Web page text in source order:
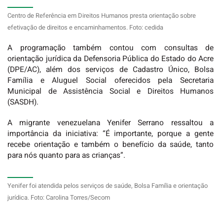
Centro de Referência em Direitos Humanos presta orientação sobre
efetivação de direitos e encaminhamentos. Foto: cedida
A programação também contou com consultas de
orientação jurídica da Defensoria Pública do Estado do Acre
(DPE/AC), além dos serviços de Cadastro Único, Bolsa
Família e Aluguel Social oferecidos pela Secretaria
Municipal de Assistência Social e Direitos Humanos
(SASDH).
A migrante venezuelana Yenifer Serrano ressaltou a
importância da iniciativa: “É importante, porque a gente
recebe orientação e também o benefício da saúde, tanto
para nós quanto para as crianças”.
Yenifer foi atendida pelos serviços de saúde, Bolsa Família e orientação
jurídica. Foto: Carolina Torres/Secom